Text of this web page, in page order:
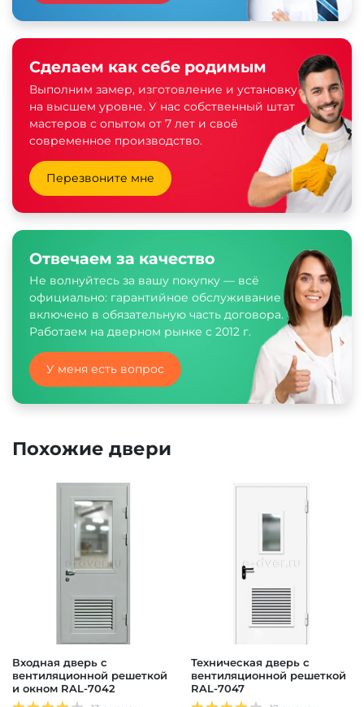
Сделаем как себе родимым
Выполним замер, изготовление и установку
на высшем уровне. У нас собственный штат
мастеров с опытом от 7 лет и своё
современное производство.
Перезвоните мне
Отвечаем за качество
Не волнуйтесь за вашу покупку — всё
официально: гарантийное обслуживание
включено в обязательную часть договора.
Работаем на дверном рынке с 2012 г.
У меня есть вопрос
Похожие двери
Входная дверь с
вентиляционной решеткой
и окном RAL-7042
Техническая дверь с
вентиляционной решеткой
RAL-7047